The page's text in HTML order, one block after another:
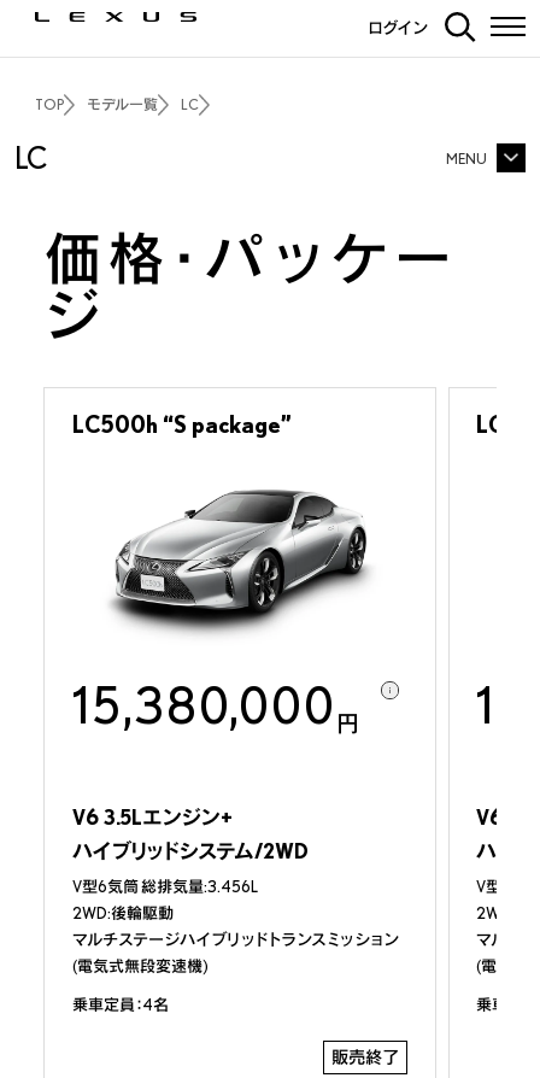
ログイン
TOP モデル一覧 LC
LC MENU
価格・パッケージ
3Dシミュレーション
エクステリア
安全装備
カーナビ・その他装備
FAQ
プレスリリース
カタログ/取扱説明書
ディーラーオプション
メーカーオプション
パッケージ別装備比較
取扱説明書
販売店検索
見積りシミュレーション
試乗予約
価格・パッケー
ジ
LC500h “S package”
15,380,000 円
V6 3.5Lエンジン+
ハイブリッドシステム/2WD
V型6気筒 総排気量:3.456L
2WD:後輪駆動
マルチステージハイブリッドトランスミッション
(電気式無段変速機)
乗車定員：4名
販売終了
V6
ハイブ
V型6気
2WD:後
マルチ
(電気式
乗車定員